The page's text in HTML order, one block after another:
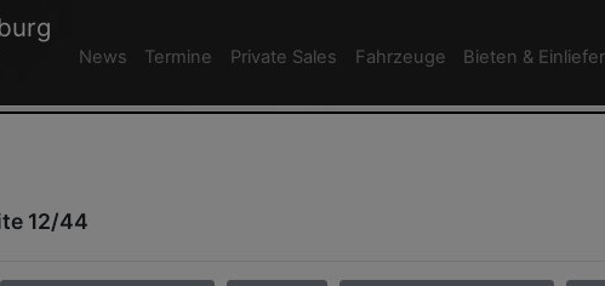
News Termine Private Sales Fahrzeuge Bieten &
12/44